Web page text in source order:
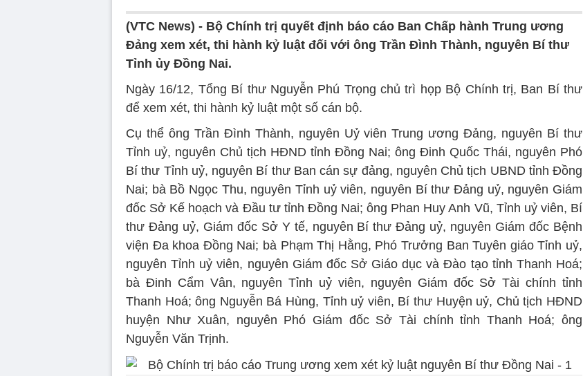
(VTC News) - Bộ Chính trị quyết định báo cáo Ban Chấp hành Trung ương
Đảng xem xét, thi hành kỷ luật đối với ông Trần Đình Thành, nguyên Bí thư
Tỉnh ủy Đồng Nai.
Ngày 16/12, Tổng Bí thư Nguyễn Phú Trọng chủ trì họp Bộ Chính trị, Ban Bí thư
để xem xét, thi hành kỷ luật một số cán bộ.
Cụ thể ông Trần Đình Thành, nguyên Uỷ viên Trung ương Đảng, nguyên Bí thư
Tỉnh uỷ, nguyên Chủ tịch HĐND tỉnh Đồng Nai; ông Đinh Quốc Thái, nguyên Phó
Bí thư Tỉnh uỷ, nguyên Bí thư Ban cán sự đảng, nguyên Chủ tịch UBND tỉnh Đồng
Nai; bà Bồ Ngọc Thu, nguyên Tỉnh uỷ viên, nguyên Bí thư Đảng uỷ, nguyên Giám
đốc Sở Kế hoạch và Đầu tư tỉnh Đồng Nai; ông Phan Huy Anh Vũ, Tỉnh uỷ viên, Bí
thư Đảng uỷ, Giám đốc Sở Y tế, nguyên Bí thư Đảng uỷ, nguyên Giám đốc Bệnh
viện Đa khoa Đồng Nai; bà Phạm Thị Hằng, Phó Trưởng Ban Tuyên giáo Tỉnh uỷ,
nguyên Tỉnh uỷ viên, nguyên Giám đốc Sở Giáo dục và Đào tạo tỉnh Thanh Hoá;
bà Đinh Cẩm Vân, nguyên Tỉnh uỷ viên, nguyên Giám đốc Sở Tài chính tỉnh
Thanh Hoá; ông Nguyễn Bá Hùng, Tỉnh uỷ viên, Bí thư Huyện uỷ, Chủ tịch HĐND
huyện Như Xuân, nguyên Phó Giám đốc Sở Tài chính tỉnh Thanh Hoá; ông
Nguyễn Văn Trịnh.